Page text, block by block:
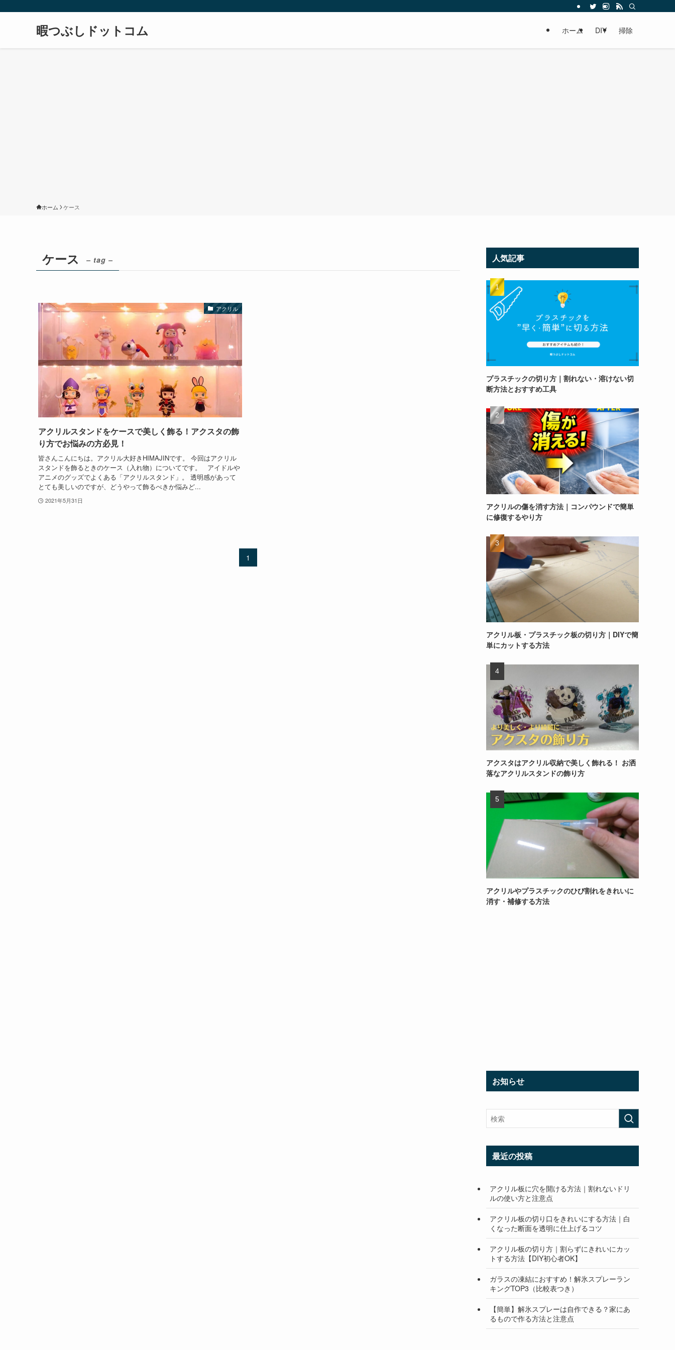
暇つぶしドットコム ホーム DIY 掃除
ホーム ケース
ケース – tag –
アクリル
アクリルスタンドをケースで美しく飾る！アクスタの飾
り方でお悩みの方必見！
皆さんこんにちは。アクリル大好きHIMAJINです。 今回はアクリル
スタンドを飾るときのケース（入れ物）についてです。 アイドルや
アニメのグッズでよくある「アクリルスタンド」。 透明感があって
とても美しいのですが、どうやって飾るべきか悩みど...
2021年5月31日
1
人気記事
プラスチックの切り方｜割れない・溶けない切
断方法とおすすめ工具
アクリルの傷を消す方法｜コンパウンドで簡単
に修復するやり方
アクリル板・プラスチック板の切り方｜DIYで簡
単にカットする方法
アクスタはアクリル収納で美しく飾れる！ お洒
落なアクリルスタンドの飾り方
アクリルやプラスチックのひび割れをきれいに
消す・補修する方法
お知らせ
最近の投稿
アクリル板に穴を開ける方法｜割れないドリ
ルの使い方と注意点
アクリル板の切り口をきれいにする方法｜白
くなった断面を透明に仕上げるコツ
アクリル板の切り方｜割らずにきれいにカッ
トする方法【DIY初心者OK】
ガラスの凍結におすすめ！解氷スプレーラン
キングTOP3（比較表つき）
【簡単】解氷スプレーは自作できる？家にあ
るもので作る方法と注意点